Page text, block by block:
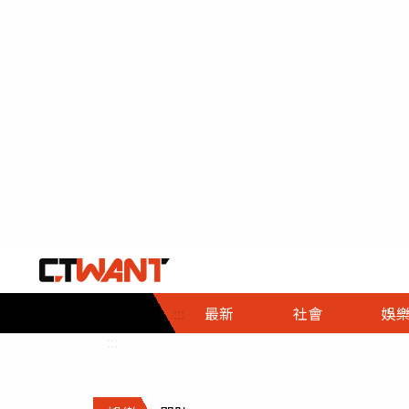
::: 最新 社會
社會首頁
時事
調查
娛樂
娛樂首頁
即時
財經首頁
熱線
政